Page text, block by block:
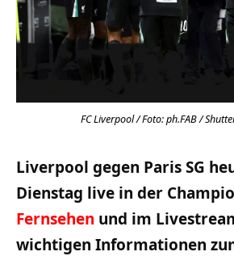
FC Liverpool / Foto: ph.FAB /
Liverpool gegen Paris SG
Dienstag live in der
Fernsehen und im
wichtigen Informationen